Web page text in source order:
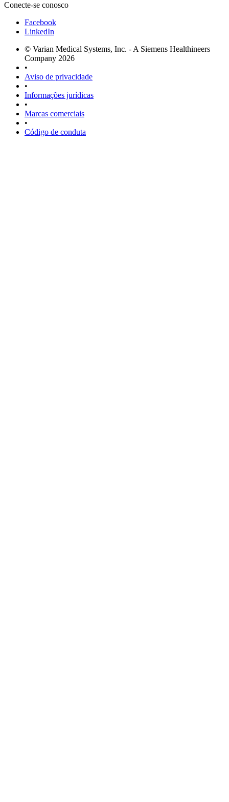
Conecte-se conosco
Facebook
LinkedIn
© Varian Medical Systems, Inc. - A Siemens Healthineers
Company 2026
•
Aviso de privacidade
•
Informações jurídicas
•
Marcas comerciais
•
Código de conduta